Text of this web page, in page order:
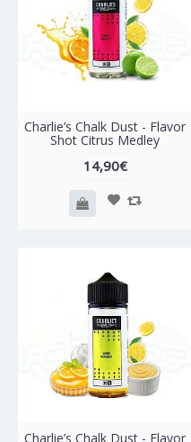
Charlie’s Chalk Dust - Flavor
Shot Citrus Medley
14,90€
Charlie’s Chalk Dust - Flavor